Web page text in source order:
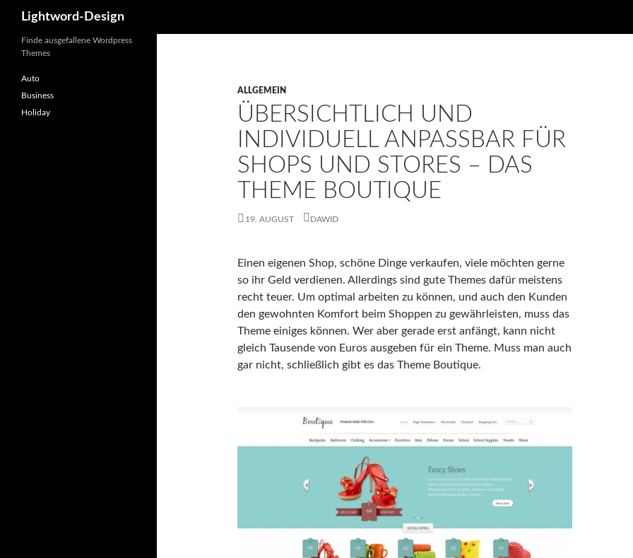
Lightword-Design
ALLGEMEIN
ÜBERSICHTLICH UND
INDIVIDUELL ANPASSBAR FÜR
SHOPS UND STORES – DAS
THEME BOUTIQUE
19. AUGUST DAWID
Einen eigenen Shop, schöne Dinge verkaufen, viele möchten gerne
so ihr Geld verdienen. Allerdings sind gute Themes dafür meistens
recht teuer. Um optimal arbeiten zu können, und auch den Kunden
den gewohnten Komfort beim Shoppen zu gewährleisten, muss das
Theme einiges können. Wer aber gerade erst anfängt, kann nicht
gleich Tausende von Euros ausgeben für ein Theme. Muss man auch
gar nicht, schließlich gibt es das Theme Boutique.
Finde ausgefallene Wordpress
Themes
Auto
Business
Holiday